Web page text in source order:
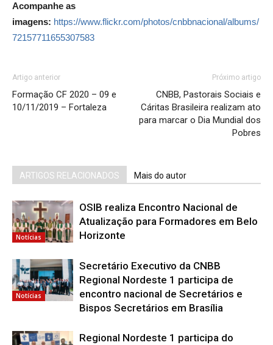
Acompanhe as
imagens: https://www.flickr.com/photos/cnbbnacional/albums/
72157711655307583
Artigo anterior
Formação CF 2020 – 09 e
10/11/2019 – Fortaleza
Próximo artigo
CNBB, Pastorais Sociais e
Cáritas Brasileira realizam ato
para marcar o Dia Mundial dos
Pobres
ARTIGOS RELACIONADOS Mais do autor
Notícias
OSIB realiza Encontro Nacional de
Atualização para Formadores em Belo
Horizonte
Notícias
Secretário Executivo da CNBB
Regional Nordeste 1 participa de
encontro nacional de Secretários e
Bispos Secretários em Brasília
Regional Nordeste 1 participa do